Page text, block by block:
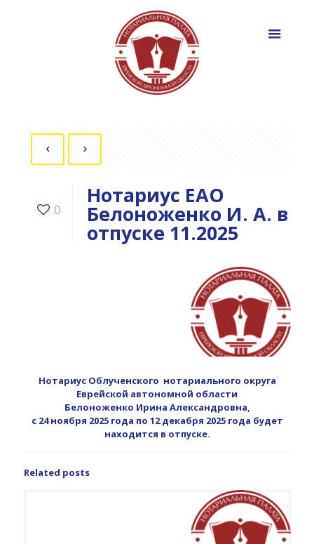
0
Нотариус ЕАО
Белоноженко И. А. в
отпуске 11.2025
Нотариус Облученского нотариального округа
Еврейской автономной области
Белоноженко Ирина Александровна,
с 24 ноября 2025 года по 12 декабря 2025 года будет
находится в отпуске.
Related posts